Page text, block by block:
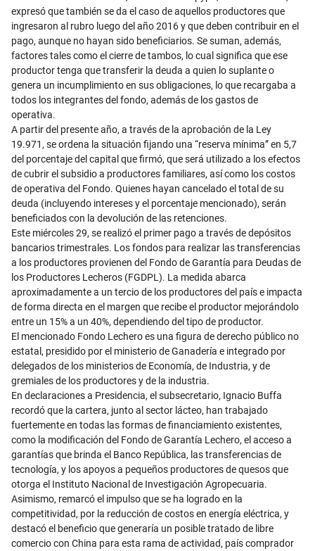
expresó que también se da el caso de aquellos productores que
ingresaron al rubro luego del año 2016 y que deben contribuir en el
pago, aunque no hayan sido beneficiarios. Se suman, además,
factores tales como el cierre de tambos, lo cual significa que ese
productor tenga que transferir la deuda a quien lo suplante o
genera un incumplimiento en sus obligaciones, lo que recargaba a
todos los integrantes del fondo, además de los gastos de
operativa.
A partir del presente año, a través de la aprobación de la Ley
19.971, se ordena la situación fijando una “reserva mínima” en 5,7
del porcentaje del capital que firmó, que será utilizado a los efectos
de cubrir el subsidio a productores familiares, así como los costos
de operativa del Fondo. Quienes hayan cancelado el total de su
deuda (incluyendo intereses y el porcentaje mencionado), serán
beneficiados con la devolución de las retenciones.
Este miércoles 29, se realizó el primer pago a través de depósitos
bancarios trimestrales. Los fondos para realizar las transferencias
a los productores provienen del Fondo de Garantía para Deudas de
los Productores Lecheros (FGDPL). La medida abarca
aproximadamente a un tercio de los productores del país e impacta
de forma directa en el margen que recibe el productor mejorándolo
entre un 15% a un 40%, dependiendo del tipo de productor.
El mencionado Fondo Lechero es una figura de derecho público no
estatal, presidido por el ministerio de Ganadería e integrado por
delegados de los ministerios de Economía, de Industria, y de
gremiales de los productores y de la industria.
En declaraciones a Presidencia, el subsecretario, Ignacio Buffa
recordó que la cartera, junto al sector lácteo, han trabajado
fuertemente en todas las formas de financiamiento existentes,
como la modificación del Fondo de Garantía Lechero, el acceso a
garantías que brinda el Banco República, las transferencias de
tecnología, y los apoyos a pequeños productores de quesos que
otorga el Instituto Nacional de Investigación Agropecuaria.
Asimismo, remarcó el impulso que se ha logrado en la
competitividad, por la reducción de costos en energía eléctrica, y
destacó el beneficio que generaría un posible tratado de libre
comercio con China para esta rama de actividad, país comprador